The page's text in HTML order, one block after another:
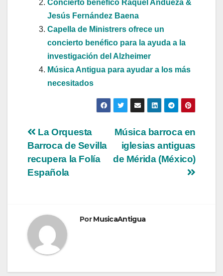
Concierto benéfico Raquel Andueza &
Jesús Fernández Baena
Capella de Ministrers ofrece un
concierto benéfico para la ayuda a la
investigación del Alzheimer
Música Antigua para ayudar a los más
necesitados
Navegación
de
entradas
Música barroca en
iglesias antiguas
de Mérida (México)
La Orquesta
Barroca de Sevilla
recupera la Folía
Española
PorMusicaAntigua